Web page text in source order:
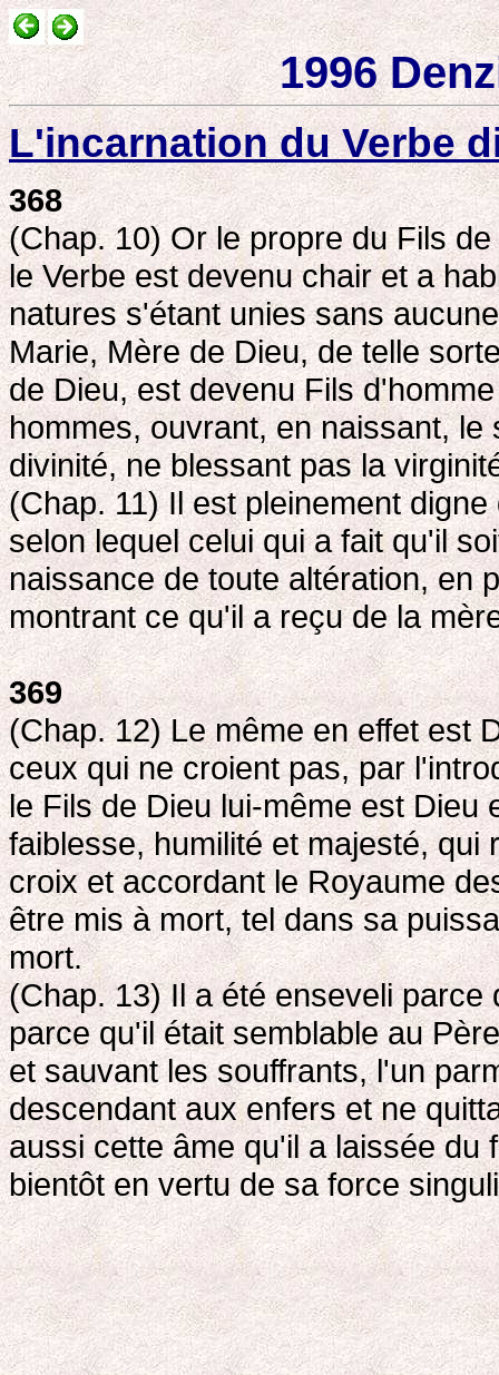
1996
L'incarnation du Verbe
368
(Chap. 10) Or le propre du Fils
le Verbe est devenu chair et a
natures s'étant unies sans
Marie, Mère de Dieu, de telle
de Dieu, est devenu Fils
hommes, ouvrant, en naissant,
divinité, ne blessant pas la
(Chap. 11) Il est pleinement
selon lequel celui qui a fait qu'il
naissance de toute altération, en
montrant ce qu'il a reçu de la
369
(Chap. 12) Le même en effet est
ceux qui ne croient pas, par
le Fils de Dieu lui-même est Dieu
faiblesse, humilité et majesté,
croix et accordant le Royaume
être mis à mort, tel dans sa
mort.
(Chap. 13) Il a été enseveli
parce qu'il était semblable au
et sauvant les souffrants, l'un
descendant aux enfers et ne
aussi cette âme qu'il a laissée du
bientôt en vertu de sa force